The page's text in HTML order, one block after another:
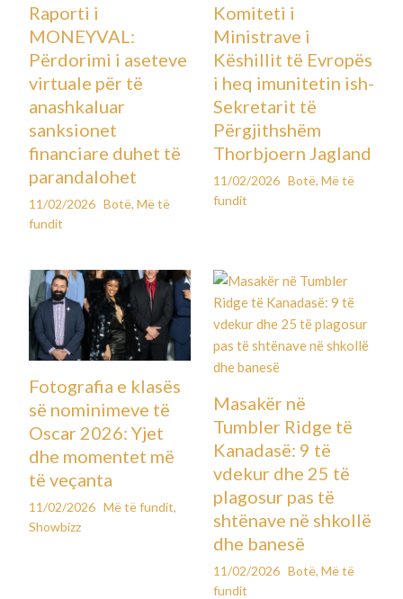
Raporti i
MONEYVAL:
Përdorimi i aseteve
virtuale për të
anashkaluar
sanksionet
financiare duhet të
parandalohet
11/02/2026 Botë,Më të
fundit
Komiteti i
Ministrave i
Këshillit të Evropës
i heq imunitetin ish-
Sekretarit të
Përgjithshëm
Thorbjoern Jagland
11/02/2026 Botë, Më të
fundit
Fotografia e klasës
së nominimeve të
Oscar 2026: Yjet
dhe momentet më
të veçanta
11/02/2026 Më të fundit,
Showbizz
Masakër në
Tumbler Ridge të
Kanadasë: 9 të
vdekur dhe 25 të
plagosur pas të
shtënave në shkollë
dhe banesë
11/02/2026 Botë, Më të
fundit